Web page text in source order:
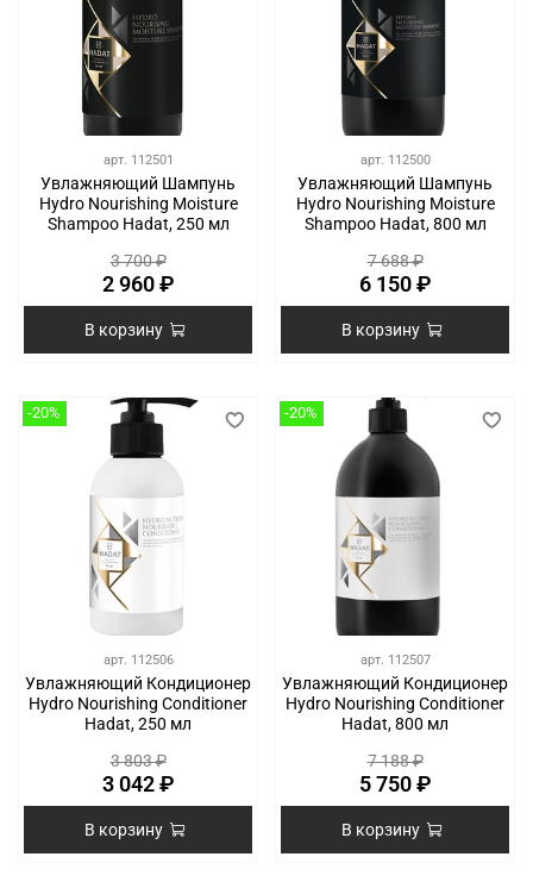
арт. 112501
Увлажняющий Шампунь
Hydro Nourishing Moisture
Shampoo Hadat, 250 мл
3 700 ₽
2 960 ₽
В корзину
арт. 112500
Увлажняющий Шампунь
Hydro Nourishing Moisture
Shampoo Hadat, 800 мл
7 688 ₽
6 150 ₽
В корзину
-20%
арт. 112506
Увлажняющий Кондиционер
Hydro Nourishing Conditioner
Hadat, 250 мл
3 803 ₽
3 042 ₽
В корзину
-20%
арт. 112507
Увлажняющий Кондиционер
Hydro Nourishing Conditioner
Hadat, 800 мл
7 188 ₽
5 750 ₽
В корзину